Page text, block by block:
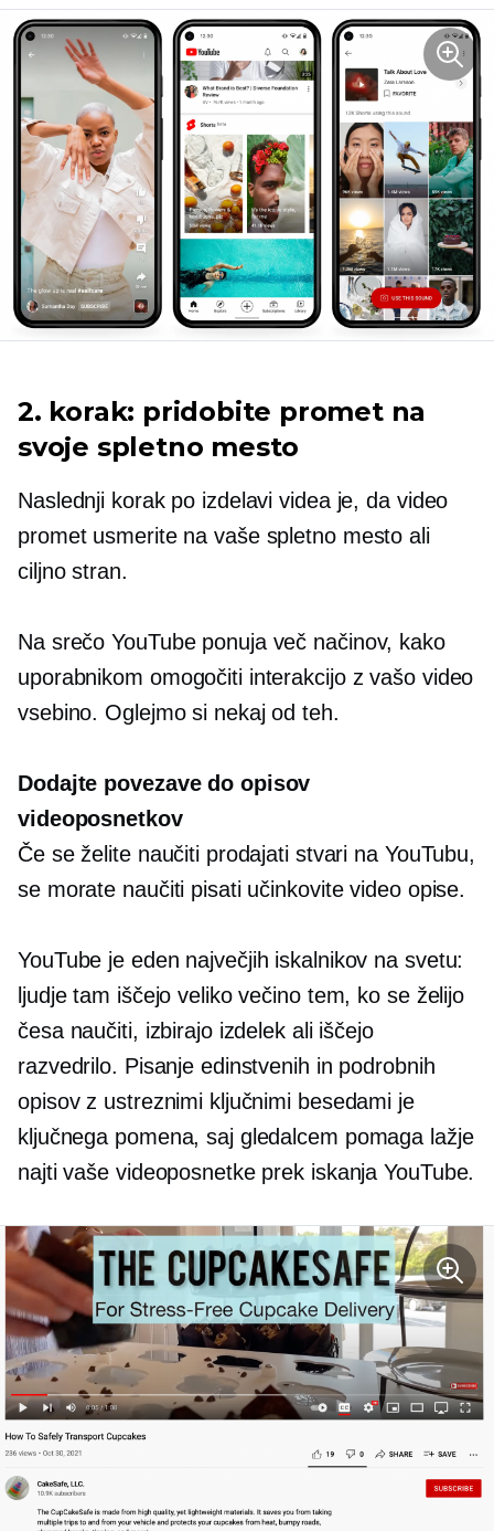
2. korak: pridobite promet na
svoje spletno mesto
Naslednji korak po izdelavi videa je, da video
promet usmerite na vaše spletno mesto ali
ciljno stran.
Na srečo YouTube ponuja več načinov, kako
uporabnikom omogočiti interakcijo z vašo video
vsebino. Oglejmo si nekaj od teh.
Dodajte povezave do opisov
videoposnetkov
Če se želite naučiti prodajati stvari na YouTubu,
se morate naučiti pisati učinkovite video opise.
YouTube je eden največjih iskalnikov na svetu:
ljudje tam iščejo veliko večino tem, ko se želijo
česa naučiti, izbirajo izdelek ali iščejo
razvedrilo. Pisanje edinstvenih in podrobnih
opisov z ustreznimi ključnimi besedami je
ključnega pomena, saj gledalcem pomaga lažje
najti vaše videoposnetke prek iskanja YouTube.